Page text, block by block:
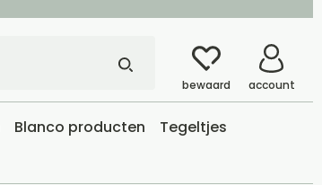
bewaard account
Blanco producten
Tegeltjes